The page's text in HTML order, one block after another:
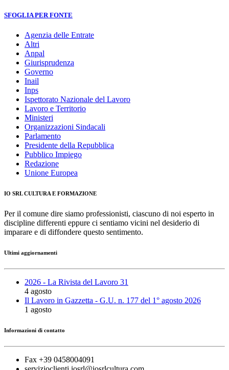
SFOGLIA PER FONTE
Agenzia delle Entrate
Altri
Anpal
Giurisprudenza
Governo
Inail
Inps
Ispettorato Nazionale del Lavoro
Lavoro e Territorio
Ministeri
Organizzazioni Sindacali
Parlamento
Presidente della Repubblica
Pubblico Impiego
Redazione
Unione Europea
IO SRL CULTURA E FORMAZIONE
Per il comune dire siamo professionisti, ciascuno di noi esperto in
discipline differenti eppure ci sentiamo vicini nel desiderio di
imparare e di diffondere questo sentimento.
Ultimi aggiornamenti
2026 - La Rivista del Lavoro 31
4 agosto
Il Lavoro in Gazzetta - G.U. n. 177 del 1° agosto 2026
1 agosto
Informazioni di contatto
Fax +39 0458004091